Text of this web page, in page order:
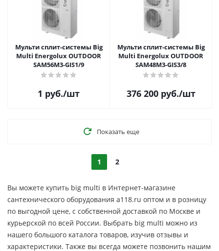
Мульти сплит-системы Big
Multi Energolux OUTDOOR
SAM56M3-GIS1/9
1 руб./шт
Мульти сплит-системы Big
Multi Energolux OUTDOOR
SAM48M3-GIS3/8
376 200руб./шт
Показать еще
1 2
Вы можете купить big multi в Интернет-магазине
сантехнического оборудования a118.ru оптом и в розницу
по выгодной цене, c собственной доставкой по Москве и
курьерской по всей России. Выбрать big multi можно из
нашего большого каталога товаров, изучив отзывы и
характеристики. Также вы всегда можете позвонить нашим